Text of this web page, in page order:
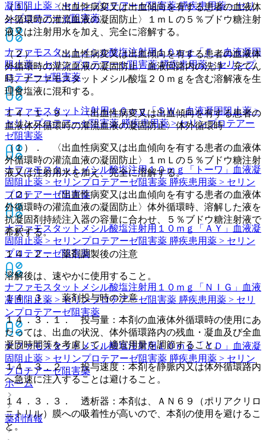
凝固阻止薬 > セリンプロテアーゼ阻害薬 膵疾患用薬 > セリ
ンプロテアーゼ阻害薬
ナファモスタットメシル酸塩注射用１０ｍｇ「Ｆ」血液凝固
阻止薬 > セリンプロテアーゼ阻害薬 膵疾患用薬 > セリンプ
ロテアーゼ阻害薬
ナファモスタット注射用１０ｍｇ「ＳＷ」血液凝固阻止薬 >
セリンプロテアーゼ阻害薬 膵疾患用薬 > セリンプロテアー
ゼ阻害薬
ナファモスタットメシル酸塩注用１０ｍｇ「トーワ」
血液凝
固阻止薬 > セリンプロテアーゼ阻害薬 膵疾患用薬 > セリン
プロテアーゼ阻害薬
ナファモスタットメシル酸塩注射用１０ｍｇ「ＡＹ」
血液凝
固阻止薬 > セリンプロテアーゼ阻害薬 膵疾患用薬 > セリン
プロテアーゼ阻害薬
ナファモスタットメシル酸塩注射用１０ｍｇ「ＮＩＧ」
血液
凝固阻止薬 > セリンプロテアーゼ阻害薬 膵疾患用薬 > セリ
ンプロテアーゼ阻害薬
ナファモスタットメシル酸塩注射用１０ｍｇ「ＹＤ」
血液凝
固阻止薬 > セリンプロテアーゼ阻害薬 膵疾患用薬 > セリン
プロテアーゼ阻害薬
ホーム
薬剤情報
（１）． 〈出血性病変又は出血傾向を有する患者の血液体
外循環時の灌流血液の凝固防止〉１ｍＬの５％ブドウ糖注射
液又は注射用水を加え、完全に溶解する。
（２）． 〈出血性病変又は出血傾向を有する患者の血液体
外循環時の灌流血液の凝固防止〉血液回路内の洗浄・充てん
時、ナファモスタットメシル酸塩２０ｍｇを含む溶解液を生
理食塩液に混和する。
１４．１．９． 〈出血性病変又は出血傾向を有する患者の
血液体外循環時の灌流血液の凝固防止〉体外循環時
（１）． 〈出血性病変又は出血傾向を有する患者の血液体
外循環時の灌流血液の凝固防止〉１ｍＬの５％ブドウ糖注射
液又は注射用水を加え、完全に溶解する。
（２）． 〈出血性病変又は出血傾向を有する患者の血液体
外循環時の灌流血液の凝固防止〉体外循環時、溶解した液を
抗凝固剤持続注入器の容量に合わせ、５％ブドウ糖注射液で
希釈する。
１４．２． 薬剤調製後の注意
溶解後は、速やかに使用すること。
１４．３． 薬剤投与時の注意
１４．３．１． 投与量：本剤の血液体外循環時の使用にあ
たっては、出血の状況、体外循環路内の残血・凝血及び全血
凝固時間等を考慮して、適宜用量を調節すること。
１４．３．２． 投与速度：本剤を静脈内又は体外循環路内
へ急速に注入することは避けること。
１４．３．３． 透析器：本剤は、ＡＮ６９（ポリアクリロ
ニトリル）膜への吸着性が高いので、本剤の使用を避けるこ
と。